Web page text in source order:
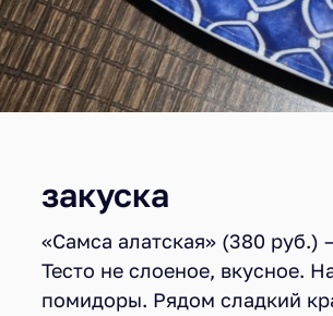
закуска
«Самса алатская» (380 руб.)
Тесто не слоеное, вкусное.
помидоры. Рядом сладкий